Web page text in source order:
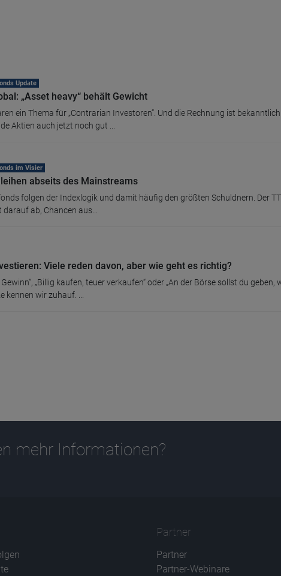
Update
„Asset heavy“ behält Gewicht
ein Thema für „Contrarian Investoren“. Und die Rechnung ist
Aktien auch jetzt noch gut ...
im Visier
abseits des Mainstreams
folgen der Indexlogik und damit häufig den größten Schuldnern. Der
ab, Chancen aus...
Viele reden davon, aber wie geht es richtig?
„Billig kaufen, teuer verkaufen“ oder „An der Börse sollst du
kennen wir zuhauf. ...
mehr Informationen?
Partner
Partner
Partner-Webinare